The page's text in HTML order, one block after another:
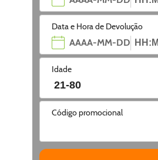
Data e Hora de Devolução
Idade
Código promocional